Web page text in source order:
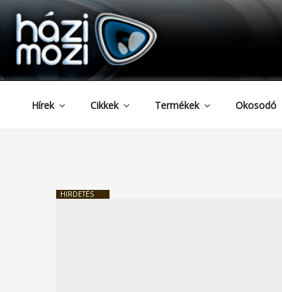
Tartalomhoz
HAZIMOZI
Hírek Cikkek Termékek Okosodó
HIRDETÉS